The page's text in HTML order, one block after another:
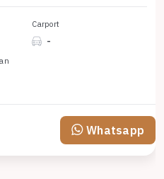
Carport
-
Whatsapp